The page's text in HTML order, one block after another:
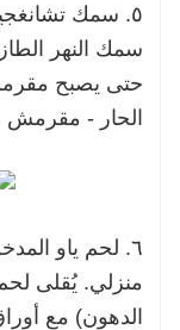
٥. سمك
سمك النهر
حتى يصبح
الحار - مقرمش
٦. لحم ياو
منزلي. يُقلى
الدهون) مع